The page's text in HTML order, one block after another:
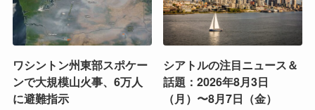
ワシントン州東部スポケー
ンで大規模山火事、6万人
に避難指示
シアトルの注目ニュース＆
話題：2026年8月3日
（月）〜8月7日（金）